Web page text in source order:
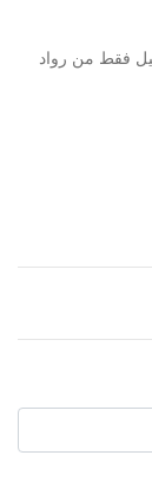
فقط من رواد